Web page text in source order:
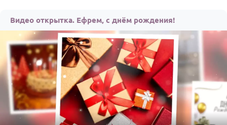
Видео открытка. Ефрем, с днём рождения!